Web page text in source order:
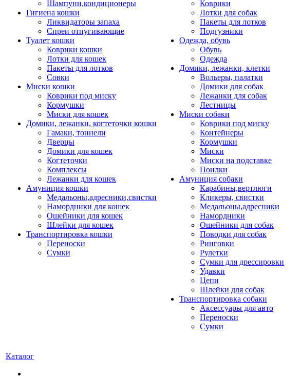
Шампуни,кондиционеры
Гигиена кошки
Ликвидаторы запаха
Спреи отпугивающие
Туалет кошки
Коврики кошки
Лотки для кошек
Пакеты для лотков
Совки
Миски кошки
Коврики под миску
Кормушки
Миски для кошек
Домики, лежанки, когтеточки кошки
Гамаки, тоннели
Дверцы
Домики для кошек
Когтеточки
Комплексы
Лежанки для кошек
Амуниция кошки
Медальоны,адресники,свистки
Намордники для кошек
Ошейники для кошек
Шлейки для кошек
Транспортировка кошки
Переноски
Сумки
Коврики
Лотки для собак
Пакеты для лотков
Подгузники
Одежда, обувь
Обувь
Одежда
Домики, лежанки, клетки
Вольеры, палатки
Домики для собак
Лежанки для собак
Лестницы
Миски собаки
Коврики под миску
Контейнеры
Кормушки
Миски
Миски на подставке
Поилки
Амуниция собаки
Карабины,вертлюги
Кликеры, свистки
Медальоны,адресники
Намордники
Ошейники для собак
Поводки для собак
Ринговки
Рулетки
Сумки для дрессировки
Удавки
Цепи
Шлейки для собак
Транспортировка собаки
Аксессуары для авто
Переноски
Сумки
Каталог